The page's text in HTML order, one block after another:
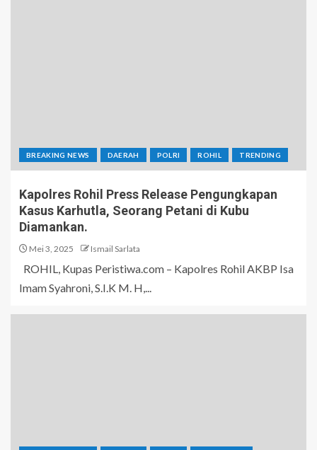
BREAKING NEWS DAERAH POLRI ROHIL TRENDING
Kapolres Rohil Press Release Pengungkapan
Kasus Karhutla, Seorang Petani di Kubu
Diamankan.
Mei 3, 2025 Ismail Sarlata
ROHIL, Kupas Peristiwa.com – Kapolres Rohil AKBP Isa
Imam Syahroni, S.I.K M. H,...